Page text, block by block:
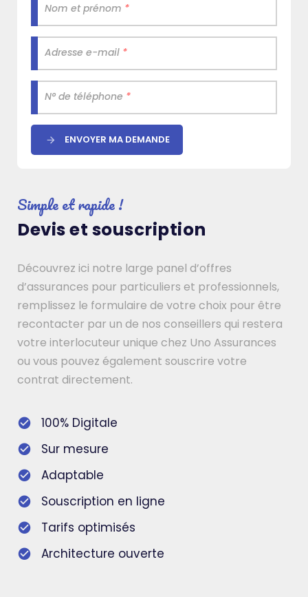
Nom et prénom *
Adresse e-mail *
N° de téléphone *
ENVOYER MA DEMANDE
Simple et rapide !
Devis et souscription
Découvrez ici notre large panel d’offres
d’assurances pour particuliers et professionnels,
remplissez le formulaire de votre choix pour être
recontacter par un de nos conseillers qui restera
votre interlocuteur unique chez Uno Assurances
ou vous pouvez également souscrire votre
contrat directement.
100% Digitale
Sur mesure
Adaptable
Souscription en ligne
Tarifs optimisés
Architecture ouverte